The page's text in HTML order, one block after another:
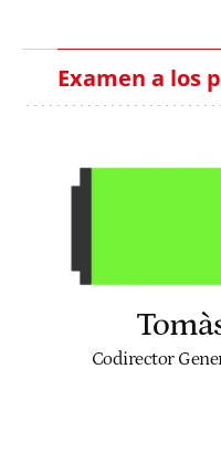
Examen a los
Codirector